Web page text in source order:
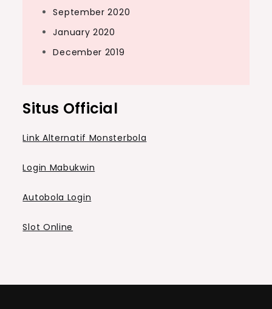
September 2020
January 2020
December 2019
Situs Official
Link Alternatif Monsterbola
Login Mabukwin
Autobola Login
Slot Online